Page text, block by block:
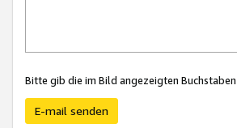
Bitte gib die im Bild angezeigten
E-mail senden